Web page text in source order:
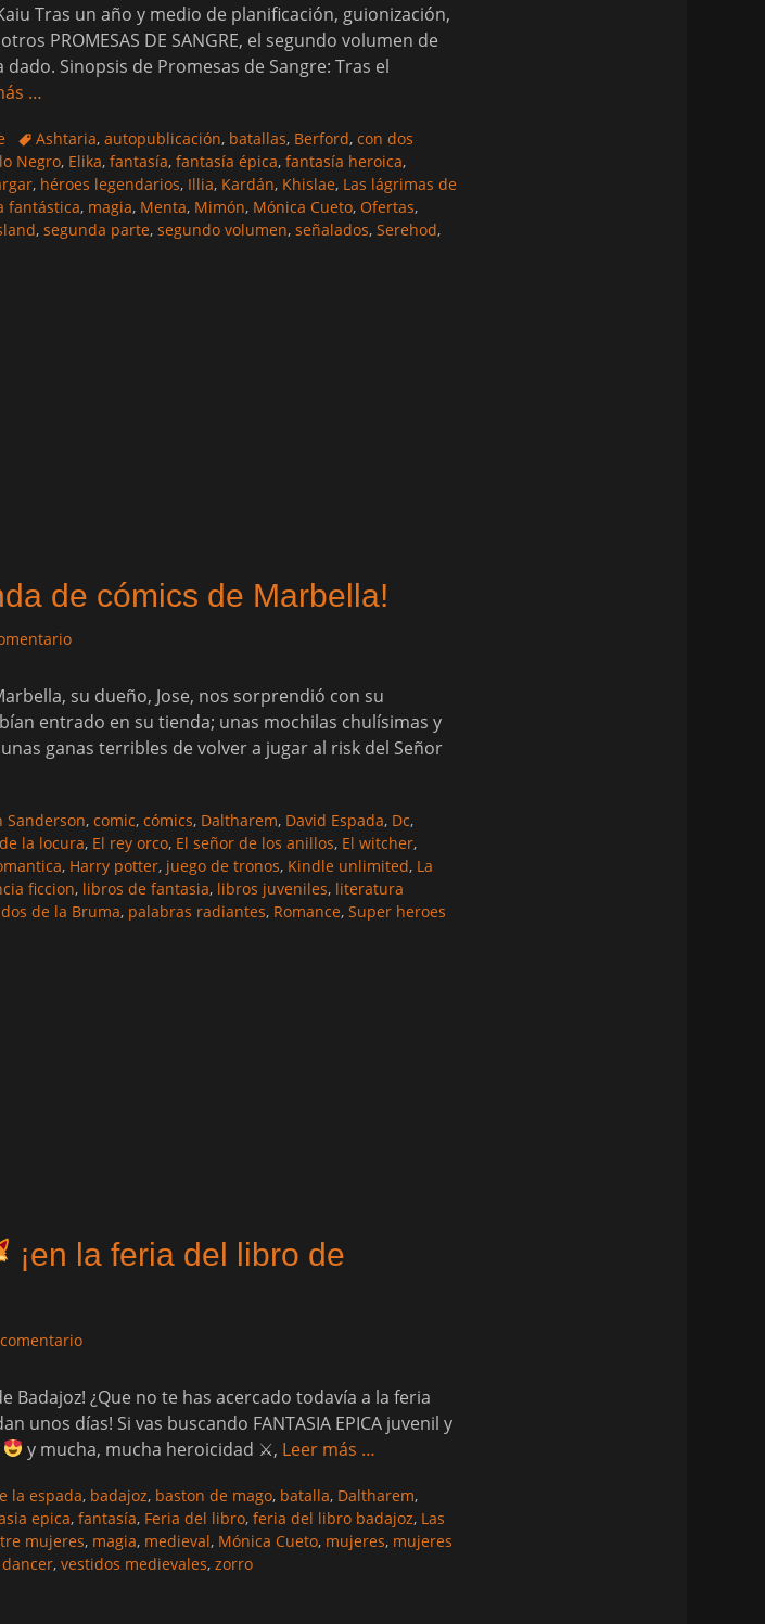
Tras un año y medio de planificación, guionización,
PROMESAS DE SANGRE, el segundo volumen de
Sinopsis de Promesas de Sangre: Tras el
…
Etiquetas
Ashtaria, autopublicación, batallas, Berford, con dos
Negro, Elika, fantasía, fantasía épica, fantasía heroica,
, héroes legendarios, Illia, Kardán, Khislae, Las lágrimas de
fantástica, magia, Menta, Mimón, Mónica Cueto, Ofertas,
, segunda parte, segundo volumen, señalados, Serehod,
de cómics de Marbella!
su dueño, Jose, nos sorprendió con su
entrado en su tienda; unas mochilas chulísimas y
ganas terribles de volver a jugar al risk del Señor
Sanderson, comic, cómics, Daltharem, David Espada, Dc,
la locura, El rey orco, El señor de los anillos, El witcher,
, Harry potter, juego de tronos, Kindle unlimited, La
ficcion, libros de fantasia, libros juveniles, literatura
de la Bruma, palabras radiantes, Romance, Super heroes
¡en la feria del libro de
Badajoz! ¿Que no te has acercado todavía a la feria
unos días! Si vas buscando FANTASIA EPICA juvenil y
y mucha, mucha heroicidad ⚔, Leer más …
la espada, badajoz, baston de mago, batalla, Daltharem,
epica, fantasía, Feria del libro, feria del libro badajoz, Las
mujeres, magia, medieval, Mónica Cueto, mujeres, mujeres
, vestidos medievales, zorro